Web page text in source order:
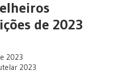
de 2023
2023
2023